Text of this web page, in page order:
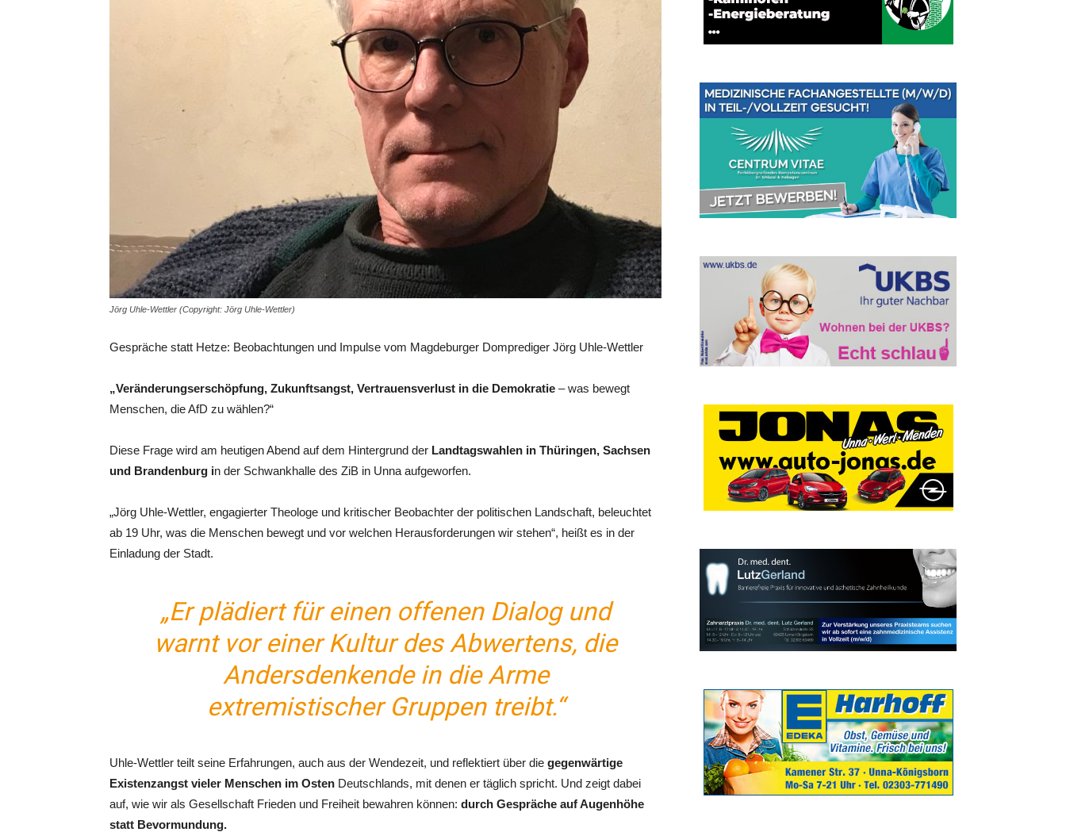
Jörg Uhle-Wettler (Copyright: Jörg Uhle-Wettler)
Gespräche statt Hetze: Beobachtungen und Impulse vom Magdeburger Domprediger Jörg Uhle-Wettler
„Veränderungserschöpfung, Zukunftsangst, Vertrauensverlust in die Demokratie – was bewegt
Menschen, die AfD zu wählen?“
Diese Frage wird am heutigen Abend auf dem Hintergrund der Landtagswahlen in Thüringen, Sachsen
und Brandenburg in der Schwankhalle des ZiB in Unna aufgeworfen.
„Jörg Uhle-Wettler, engagierter Theologe und kritischer Beobachter der politischen Landschaft, beleuchtet
ab 19 Uhr, was die Menschen bewegt und vor welchen Herausforderungen wir stehen“, heißt es in der
Einladung der Stadt.
„Er plädiert für einen offenen Dialog und
warnt vor einer Kultur des Abwertens, die
Andersdenkende in die Arme
extremistischer Gruppen treibt.“
Uhle-Wettler teilt seine Erfahrungen, auch aus der Wendezeit, und reflektiert über die gegenwärtige
Existenzangst vieler Menschen im Osten Deutschlands, mit denen er täglich spricht. Und zeigt dabei
auf, wie wir als Gesellschaft Frieden und Freiheit bewahren können: durch Gespräche auf Augenhöhe
statt Bevormundung.